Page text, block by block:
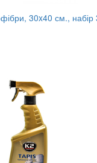
30x40 см.,